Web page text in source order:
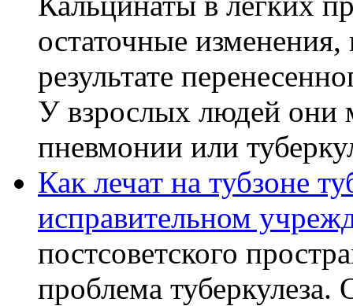
остаточные
результате
У взрослых людей они
пневмонии или
Как лечат на тубзоне
исправительном
постсоветского
проблема